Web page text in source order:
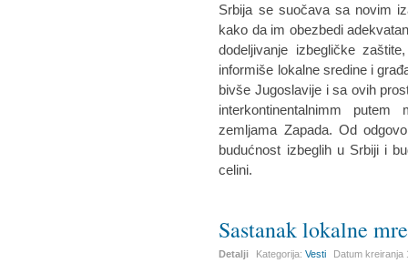
Srbija se suočava sa novim
kako da im obezbedi
dodeljivanje izbegličke
informiše lokalne sredine i
bivše Jugoslavije i sa ovih
interkontinentalnimm
zemljama Zapada. Od
budućnost izbeglih u Srbiji i
celini.
Sastanak lokalne
Detalji Kategorija:Vesti Datum kreiranja